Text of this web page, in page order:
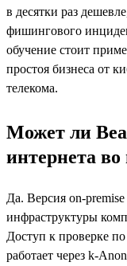
в десятки раз
фишингового
обучение стоит
простоя бизнеса от
телекома.
Может ли
интернета
Да. Версия on-
инфраструктуры
Доступ к проверке
работает через k-